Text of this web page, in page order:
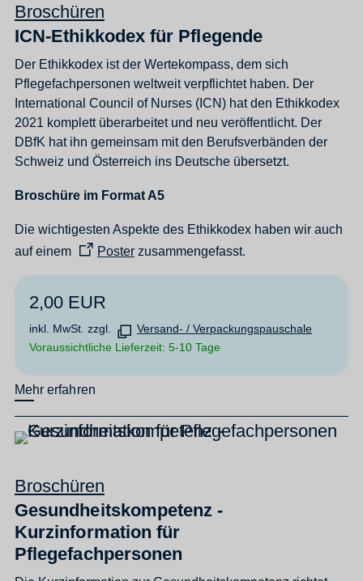
Broschüren
ICN-Ethikkodex für Pflegende
Der Ethikkodex ist der Wertekompass, dem sich
Pflegefachpersonen weltweit verpflichtet haben. Der
International Council of Nurses (ICN) hat den Ethikkodex
2021 komplett überarbeitet und neu veröffentlicht. Der
DBfK hat ihn gemeinsam mit den Berufsverbänden der
Schweiz und Österreich ins Deutsche übersetzt.
Broschüre im Format A5
Die wichtigesten Aspekte des Ethikkodex haben wir auch
auf einem
Poster zusammengefasst.
2,00 EUR
inkl. MwSt. zzgl.
Versand- / Verpackungspauschale
Voraussichtliche Lieferzeit: 5-10 Tage
Mehr erfahren
Broschüren
Gesundheitskompetenz -
Kurzinformation für
Pflegefachpersonen